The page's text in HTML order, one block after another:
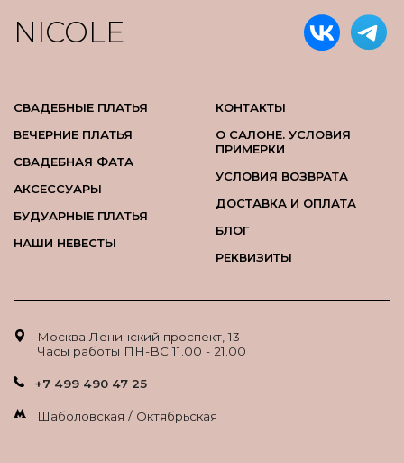
NICOLE
СВАДЕБНЫЕ ПЛАТЬЯ
ВЕЧЕРНИЕ ПЛАТЬЯ
СВАДЕБНАЯ ФАТА
АКСЕССУАРЫ
БУДУАРНЫЕ ПЛАТЬЯ
НАШИ НЕВЕСТЫ
КОНТАКТЫ
О САЛОНЕ. УСЛОВИЯ
ПРИМЕРКИ
УСЛОВИЯ ВОЗВРАТА
ДОСТАВКА И ОПЛАТА
БЛОГ
РЕКВИЗИТЫ
Москва Ленинский проспект, 13
Часы работы ПН-ВС 11.00 - 21.00
+7 499 490 47 25
Шаболовская / Октябрьская